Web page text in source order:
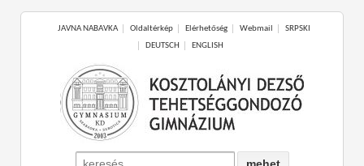
JAVNA NABAVKA Oldaltérkép Elérhetőség Webmail
SRPSKI
DEUTSCH
ENGLISH
Search